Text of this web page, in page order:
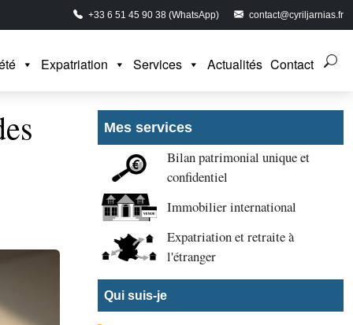
+33 6 51 45 90 38 (WhatsApp) contact@cyriljarnias.fr
Expatriation Services Actualités Contact
Mes services
Bilan patrimonial unique et
confidentiel
Immobilier international
Expatriation et retraite à
l'étranger
Qui suis-je